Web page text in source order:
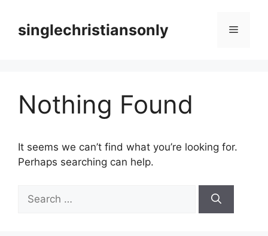
contentsinglechristiansonly Menu
Nothing Found
It seems we can’t find what you’re looking for.
Perhaps searching can help.
for: